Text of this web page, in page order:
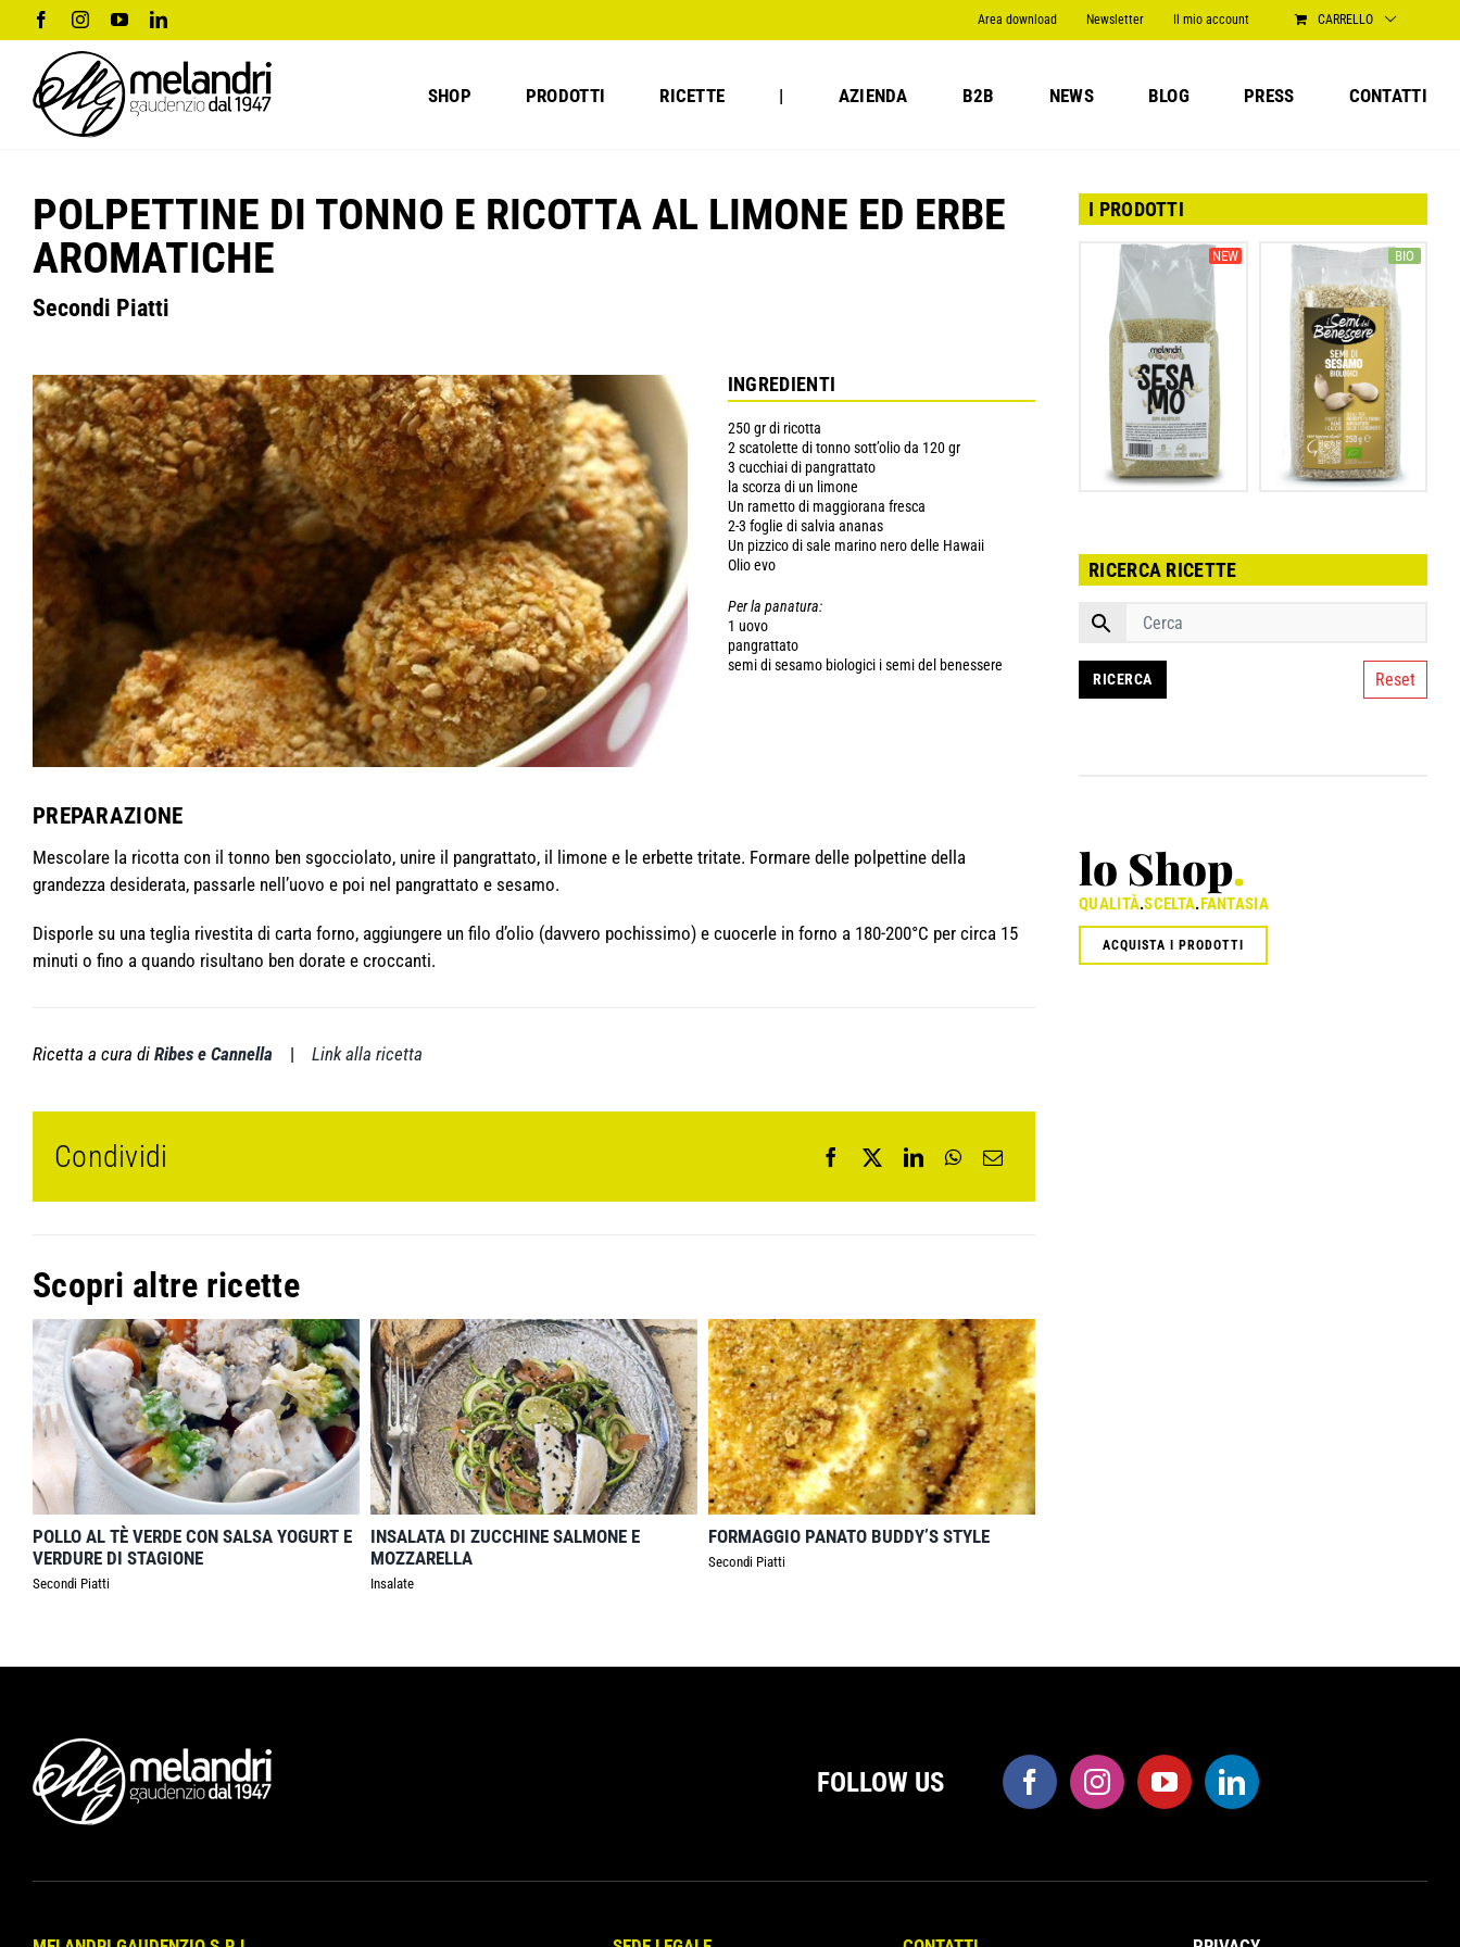
al
contenuto
FacebookInstagramYouTubeLinkedIn Area download Newsletter Il mio account CARRELLO
SHOP PRODOTTI RICETTE | AZIENDA B2B NEWS BLOG PRESS CONTATTI
POLPETTINE DI TONNO E RICOTTA AL LIMONE ED ERBE
AROMATICHE
Secondi Piatti
INGREDIENTI
250 gr di ricotta
2 scatolette di tonno sott’olio da 120 gr
3 cucchiai di pangrattato
la scorza di un limone
Un rametto di maggiorana fresca
2-3 foglie di salvia ananas
Un pizzico di sale marino nero delle Hawaii
Olio evo
Per la panatura:
1 uovo
pangrattato
semi di sesamo biologici i semi del benessere
PREPARAZIONE
Mescolare la ricotta con il tonno ben sgocciolato, unire il pangrattato, il limone e le erbette tritate. Formare delle polpettine della
grandezza desiderata, passarle nell’uovo e poi nel pangrattato e sesamo.
Disporle su una teglia rivestita di carta forno, aggiungere un filo d’olio (davvero pochissimo) e cuocerle in forno a 180-200°C per circa 15
minuti o fino a quando risultano ben dorate e croccanti.
Ricetta a cura di Ribes e Cannella| Link alla ricetta
Condividi
Scopri altre ricette
POLLO AL TÈ VERDE CON SALSA YOGURT E
VERDURE DI STAGIONE
Secondi Piatti
INSALATA DI ZUCCHINE SALMONE E
MOZZARELLA
Insalate
FORMAGGIO PANATO BUDDY’S STYLE
Secondi Piatti
I PRODOTTI
NEW BIO
RICERCA RICETTE
Reset
lo Shop.
QUALITÀ.SCELTA.FANTASIA
ACQUISTA I PRODOTTI
FOLLOW US